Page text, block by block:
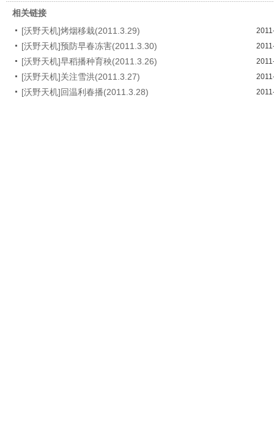
相关链接
[沃野天机]烤烟移栽(2011.3.29)
[沃野天机]预防早春冻害(2011.3.30)
[沃野天机]早稻播种育秧(2011.3.26)
[沃野天机]关注雪洪(2011.3.27)
[沃野天机]回温利春播(2011.3.28)